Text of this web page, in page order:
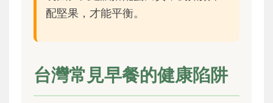
配堅果，才能平衡。
台灣常見早餐的健康陷阱